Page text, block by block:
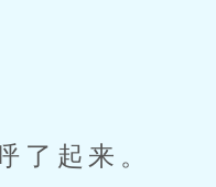
了起来。